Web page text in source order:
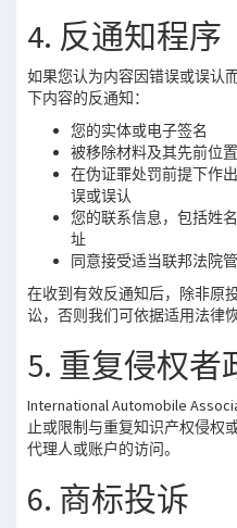
4. 反通知程序
如果您认为内容因错误或误认
下内容的反通知：
您的实体或电子签名
被移除材料及其先前位
在伪证罪处罚前提下作
误或误认
您的联系信息，包括姓
址
同意接受适当联邦法院
在收到有效反通知后，除非原
讼，否则我们可依据适用法律
5. 重复侵权者
International Automobile
止或限制与重复知识产权侵权
代理人或账户的访问。
6. 商标投诉